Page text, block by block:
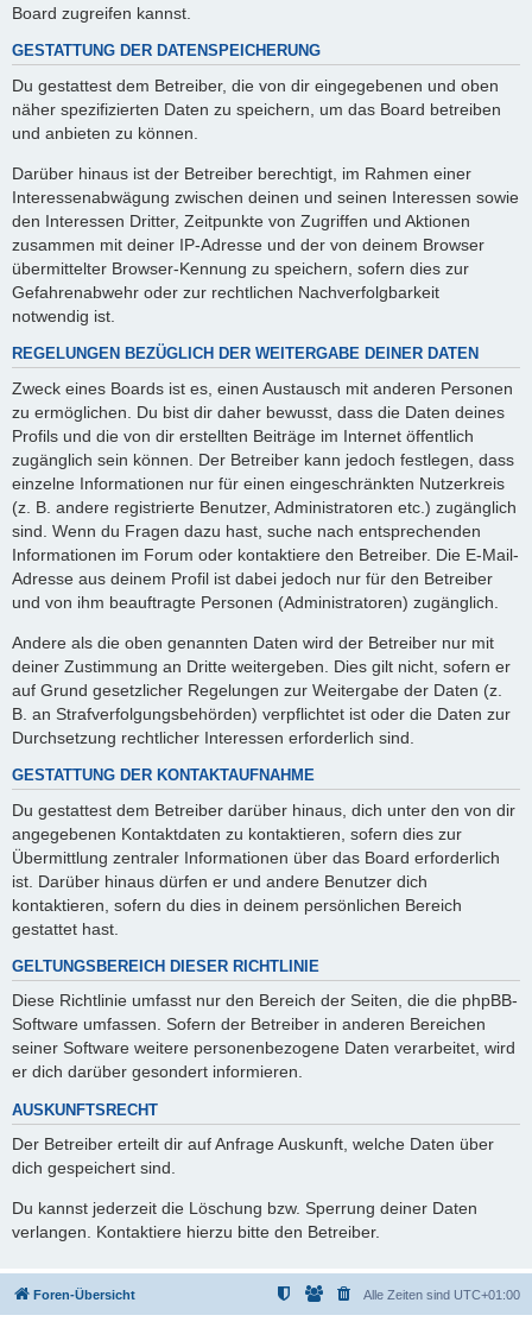
Board zugreifen kannst.
GESTATTUNG DER DATENSPEICHERUNG
Du gestattest dem Betreiber, die von dir eingegebenen und oben
näher spezifizierten Daten zu speichern, um das Board betreiben
und anbieten zu können.
Darüber hinaus ist der Betreiber berechtigt, im Rahmen einer
Interessenabwägung zwischen deinen und seinen Interessen sowie
den Interessen Dritter, Zeitpunkte von Zugriffen und Aktionen
zusammen mit deiner IP-Adresse und der von deinem Browser
übermittelter Browser-Kennung zu speichern, sofern dies zur
Gefahrenabwehr oder zur rechtlichen Nachverfolgbarkeit
notwendig ist.
REGELUNGEN BEZÜGLICH DER WEITERGABE DEINER DATEN
Zweck eines Boards ist es, einen Austausch mit anderen Personen
zu ermöglichen. Du bist dir daher bewusst, dass die Daten deines
Profils und die von dir erstellten Beiträge im Internet öffentlich
zugänglich sein können. Der Betreiber kann jedoch festlegen, dass
einzelne Informationen nur für einen eingeschränkten Nutzerkreis
(z. B. andere registrierte Benutzer, Administratoren etc.) zugänglich
sind. Wenn du Fragen dazu hast, suche nach entsprechenden
Informationen im Forum oder kontaktiere den Betreiber. Die E-Mail-
Adresse aus deinem Profil ist dabei jedoch nur für den Betreiber
und von ihm beauftragte Personen (Administratoren) zugänglich.
Andere als die oben genannten Daten wird der Betreiber nur mit
deiner Zustimmung an Dritte weitergeben. Dies gilt nicht, sofern er
auf Grund gesetzlicher Regelungen zur Weitergabe der Daten (z.
B. an Strafverfolgungsbehörden) verpflichtet ist oder die Daten zur
Durchsetzung rechtlicher Interessen erforderlich sind.
GESTATTUNG DER KONTAKTAUFNAHME
Du gestattest dem Betreiber darüber hinaus, dich unter den von dir
angegebenen Kontaktdaten zu kontaktieren, sofern dies zur
Übermittlung zentraler Informationen über das Board erforderlich
ist. Darüber hinaus dürfen er und andere Benutzer dich
kontaktieren, sofern du dies in deinem persönlichen Bereich
gestattet hast.
GELTUNGSBEREICH DIESER RICHTLINIE
Diese Richtlinie umfasst nur den Bereich der Seiten, die die phpBB-
Software umfassen. Sofern der Betreiber in anderen Bereichen
seiner Software weitere personenbezogene Daten verarbeitet, wird
er dich darüber gesondert informieren.
AUSKUNFTSRECHT
Der Betreiber erteilt dir auf Anfrage Auskunft, welche Daten über
dich gespeichert sind.
Du kannst jederzeit die Löschung bzw. Sperrung deiner Daten
verlangen. Kontaktiere hierzu bitte den Betreiber.
Foren-Übersicht Alle Zeiten sind UTC+01:00